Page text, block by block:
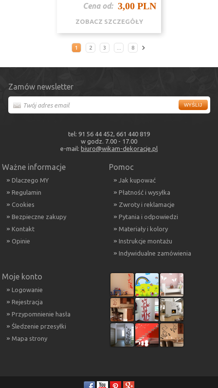
Cena od: 3,00 PLN
ZOBACZ SZCZEGÓŁY
1 2 3 8
Zamów newsletter
tel: 91 56 44 452, 661 440 819
w godz. 7.00 - 17.00
e-mail: biuro@wikam-dekoracje.pl
Ważne informacje
Dlaczego MY
Regulamin
Cookies
Bezpieczne zakupy
Kontakt
Opinie
Pomoc
Jak kupować
Płatność i wysyłka
Zwroty i reklamacje
Pytania i odpowiedzi
Materiały i kolory
Instrukcje montażu
Indywidualne zamówienia
Moje konto
Logowanie
Rejestracja
Przypomnienie hasła
Śledzenie przesyłki
Mapa strony